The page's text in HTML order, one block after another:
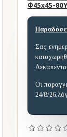
Φ45x45-
Σας
Οι
24/8/